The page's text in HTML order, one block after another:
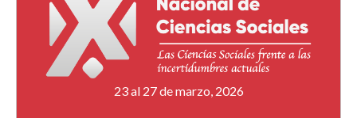
23 al 27 de marzo, 2026